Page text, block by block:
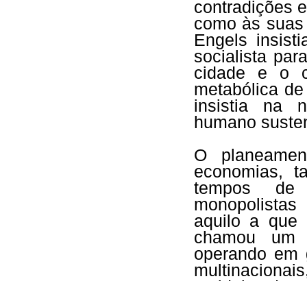
contradições
como às
Engels
socialista
cidade e o
metabólica
insistia na
humano
O
economias,
tempos de
aquilo a que
chamou um
operando